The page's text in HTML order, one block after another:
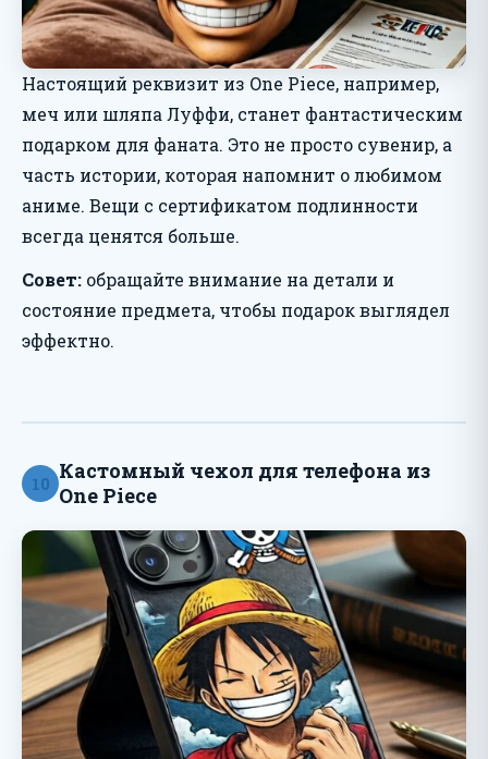
Настоящий реквизит из One Piece, например,
меч или шляпа Луффи, станет фантастическим
подарком для фаната. Это не просто сувенир, а
часть истории, которая напомнит о любимом
аниме. Вещи с сертификатом подлинности
всегда ценятся больше.
Совет: обращайте внимание на детали и
состояние предмета, чтобы подарок выглядел
эффектно.
10 Кастомный чехол для телефона из
One Piece